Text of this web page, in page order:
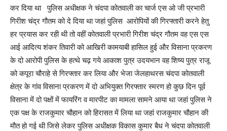
कर दिया था पुलिस अधीक्षक ने चंदपा कोतवाली का चार्ज एस ओ जी प्रभारी
गिरीश चंद्र गौतम को दे दिया था जहां पुलिस आरोपियों की गिरफ्तारी करने हेतु
हर प्रयास कर रही थी तो वहीं कोतवाली प्रभारी गिरीश चंद्र गौतम वह एस एस
आई आदित्य शंकर तिवारी को आखिरी कामयाबी हासिल हुई और विसाना प्रकरण
के दो आरोपी पुलिस के हत्थे चढ़ गये आकाश पुत्र उदयभान वह शिष्य पुत्र राजू
को कपूरा चौराहे से गिरफ्तार कर लिया और भेजा जेलहाथरस चंदपा कोतवाली
क्षेत्र के गांव विसाना प्रकरण में दो अभियुक्त गिरफ्तार स्मरण हो कुछ दिन पूर्व
विसाना में दो पक्षों में फायरिंग व मारपीट का मामला सामने आया था जहां पुलिस ने
एक पक्ष के राजकुमार चौहान को हिरासत में लिया था जहां राजकुमार चौहान की
मौत हो गई थी जिसे लेकर पुलिस अधीक्षक विकास कुमार बैध ने चंदपा कोतवाली